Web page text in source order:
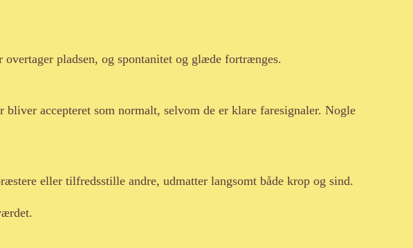
pladsen, og spontanitet og glæde fortrænges.
accepteret som normalt, selvom de er klare faresignaler. Nogle
eller tilfredsstille andre, udmatter langsomt både krop og sind.